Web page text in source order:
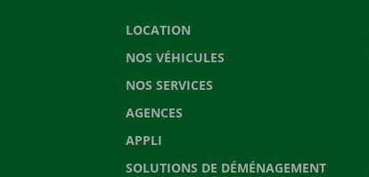
LOCATION
NOS VÉHICULES
NOS SERVICES
AGENCES
APPLI
SOLUTIONS DE DÉMÉNAGEMENT